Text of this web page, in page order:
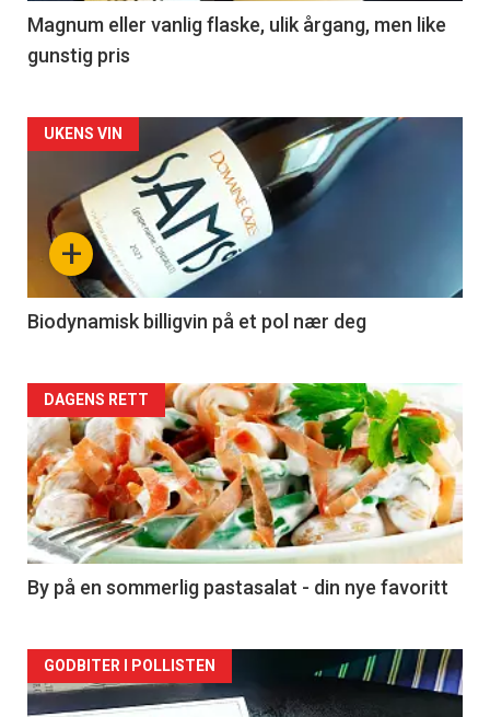
3
Magnum eller vanlig flaske, ulik årgang, men like
gunstig pris
Forsiden
akkurat
nå
4
+
UKENS VIN
Biodynamisk billigvin på et pol nær deg
Forsiden
akkurat
nå
-
5
DAGENS RETT
By på en sommerlig pastasalat - din nye favoritt
Forsiden
GODBITER I POLLISTEN